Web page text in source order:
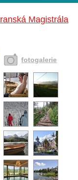
Magistrála
fotogalerie